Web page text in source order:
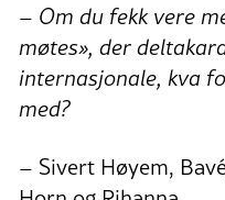
– Om du fekk vere
møtes», der
internasjonale, kva
med?
– Sivert Høyem,